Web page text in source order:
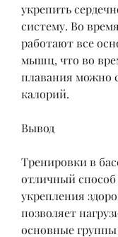
укрепить
систему. Во
работают все
мышц, что во
плавания можно
калорий.
Вывод
Тренировки в
отличный способ
укрепления
позволяет
основные